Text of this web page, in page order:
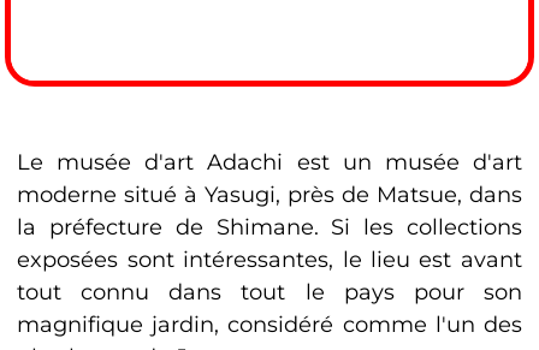
Le musée d'art Adachi est un musée d'art
moderne situé à Yasugi, près de Matsue, dans
la préfecture de Shimane. Si les collections
exposées sont intéressantes, le lieu est avant
tout connu dans tout le pays pour son
magnifique jardin, considéré comme l'un des